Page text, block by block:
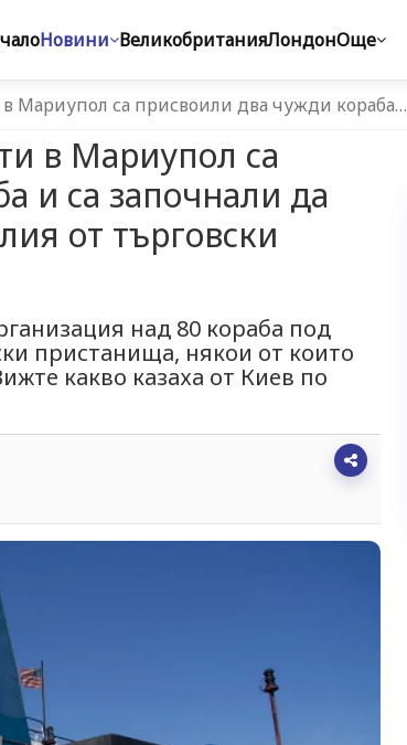
Новини ВеликобританияЛондонОще
в Мариупол са присвоили два чужди кораба…
в Мариупол са
и са започнали да
от търговски
над 80 кораба под
пристанища, някои от които
какво казаха от Киев по